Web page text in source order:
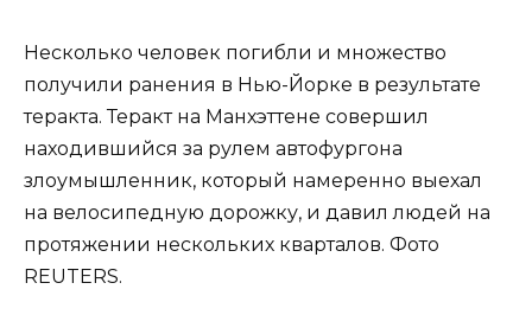
Несколько человек погибли и множество
получили ранения в Нью-Йорке в результате
теракта. Теракт на Манхэттене совершил
находившийся за рулем автофургона
злоумышленник, который намеренно выехал
на велосипедную дорожку, и давил людей на
протяжении нескольких кварталов. Фото
REUTERS.